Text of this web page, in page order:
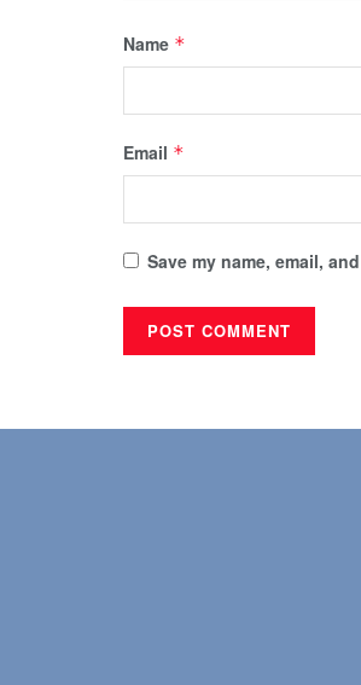
Name *
Email *
Save my name, email,